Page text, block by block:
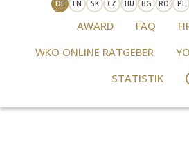
DE EN SK CZ HU BG RO PL
AWARD FAQ
WKO ONLINE RATGEBER
STATISTIK